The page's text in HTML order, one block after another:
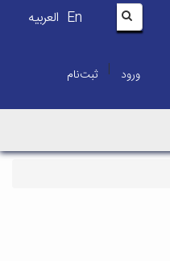
En العربیه
ورود | ثبت‌نام